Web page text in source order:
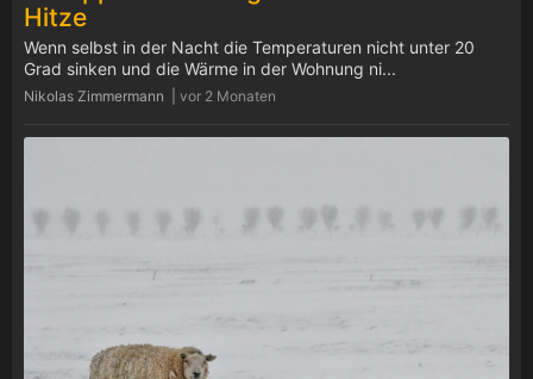
Hitze
Nikolas Zimmermann | vor 2 Monaten
Wenn selbst in der Nacht die Temperaturen nicht unter 20
Grad sinken und die Wärme in der Wohnung ni...